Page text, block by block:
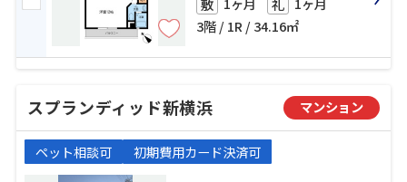
敷
礼
3階 / 1R / 34.16㎡
スプランディッド新横浜 マンション
ペット相談可 初期費用カード決済可